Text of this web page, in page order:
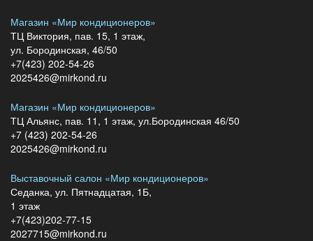
Магазин «Мир кондиционеров»
ТЦ Виктория, пав. 15, 1 этаж,
ул. Бородинская, 46/50
+7(423) 202-54-26
2025426@mirkond.ru
Магазин «Мир кондиционеров»
ТЦ Альянс, пав. 11, 1 этаж, ул.Бородинская 46/50
+7 (423) 202-54-26
2025426@mirkond.ru
Выставочный салон «Мир кондиционеров»
Седанка, ул. Пятнадцатая, 1Б,
1 этаж
+7(423)202-77-15
2027715@mirkond.ru